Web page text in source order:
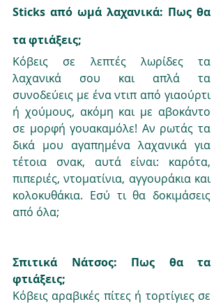
Sticks από ωμά λαχανικά: Πως θα
τα φτιάξεις;
Κόβεις σε λεπτές λωρίδες τα
λαχανικά σου και απλά τα
συνοδεύεις με ένα ντιπ από γιαούρτι
ή χούμους, ακόμη και με αβοκάντο
σε μορφή γουακαμόλε! Αν ρωτάς τα
δικά μου αγαπημένα λαχανικά για
τέτοια σνακ, αυτά είναι: καρότα,
πιπεριές, ντοματίνια, αγγουράκια και
κολοκυθάκια. Εσύ τι θα δοκιμάσεις
από όλα;
Σπιτικά Νάτσος: Πως θα τα
φτιάξεις;
Κόβεις αραβικές πίτες ή τορτίγιες σε